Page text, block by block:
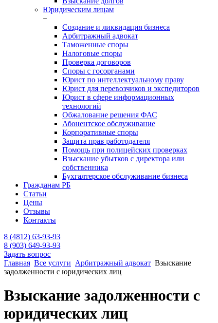
Юридическим лицам
+
Создание и ликвидация бизнеса
Арбитражный адвокат
Таможенные споры
Налоговые споры
Проверка договоров
Споры с госорганами
Юрист по интеллектуальному праву
Юрист для перевозчиков и экспедиторов
Юрист в сфере информационных
технологий
Обжалование решения ФАС
Абонентское обслуживание
Корпоративные споры
Защита прав работодателя
Помощь при полицейских проверках
Взыскание убытков с директора или
собственника
Бухгалтерское обслуживание бизнеса
Гражданам РБ
Статьи
Цены
Отзывы
Контакты
8 (4812) 63-93-93
8 (903) 649-93-93
Задать вопрос
Главная Все услуги Арбитражный адвокат Взыскание
задолженности с юридических лиц
Взыскание задолженности с
юридических лиц